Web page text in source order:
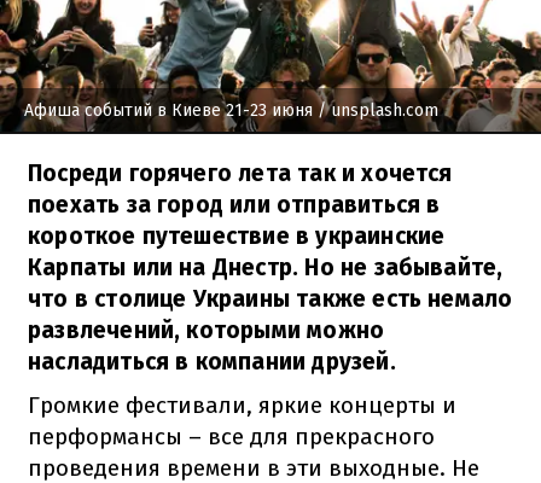
Афиша событий в Киеве 21-23 июня / unsplash.com
Посреди горячего лета так и хочется
поехать за город или отправиться в
короткое путешествие в украинские
Карпаты или на Днестр. Но не забывайте,
что в столице Украины также есть немало
развлечений, которыми можно
насладиться в компании друзей.
Громкие фестивали, яркие концерты и
перформансы – все для прекрасного
проведения времени в эти выходные. Не